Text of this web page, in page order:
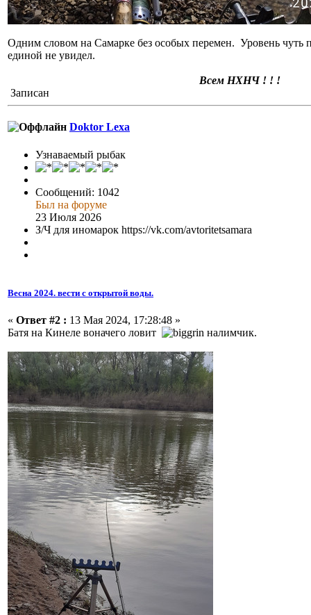
Одним словом на Самарке без особых перемен. Уровень
единой не увидел.
Всем НХНЧ ! ! !
Записан
Doktor Lexa
Узнаваемый рыбак
Сообщений: 1042
Был на форуме
23 Июля 2026
З/Ч для иномарок https://vk.com/avtoritetsamara
Весна 2024. вести с открытой воды.
« Ответ #2 : 13 Мая 2024, 17:28:48 »
Батя на Кинеле воначего ловит
налимчик.